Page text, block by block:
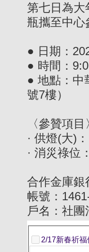
第七日為大
瓶攜至中心
● 日期：
● 時間：
● 地點：中
號7樓）
〈參贊項目
· 供燈(大)
· 消災祿位
合作金庫銀
帳號：
戶名：社